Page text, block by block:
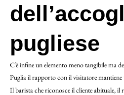
pugliese
C’è infine un elemento meno tangibile ma
Puglia il rapporto con il visitatore mantiene
Il barista che riconosce il cliente abituale,